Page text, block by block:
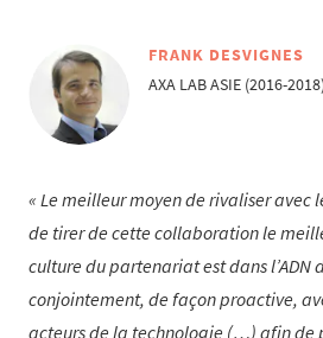
FRANK DESVIGNES
AXA LAB ASIE (2016-2018)
Le meilleur moyen de rivaliser avec
de tirer de cette collaboration le
culture du partenariat est dans l’ADN
conjointement, de façon proactive,
acteurs de la technologie (…) afin de